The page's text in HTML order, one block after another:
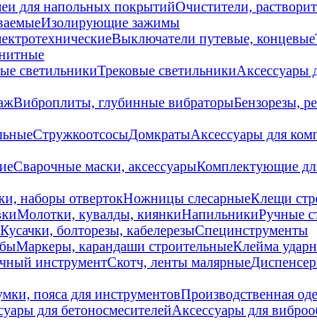
для напольных покрытийОчистители,
Изолирующие зажимы
Выключатели путевые, концевые
светильникиТрековые светильникиАксессуары
Виброплиты, глубинные вибраторыБензорезы,
СтружкоотсосыДомкратыАксессуары для
Сварочные маски, аксессуарыКомплектующие
наборы отвертокНожницы слесарныеКлещи
Молотки, кувалды, киянкиНапильникиРучные
Кусачки, болторезы, кабелерезыСпецинструменты
Маркеры, карандаши строительныеКлейма
инструментСкотч, ленты малярные
пояса для инструментовПроизводственная
для бетоносмесителейАксессуары для